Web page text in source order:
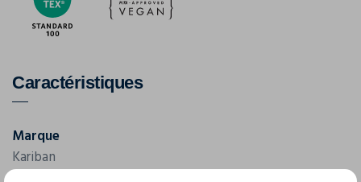
Caractéristiques
Marque
Kariban